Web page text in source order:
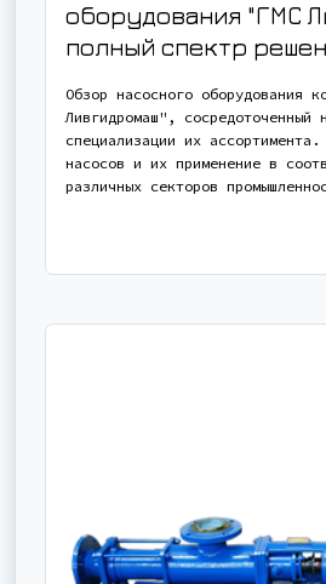
оборудования "ГМС
полный спектр
Обзор насосного оборудования
Ливгидромаш", сосредоточенный
специализации их
насосов и их применение в
различных секторов